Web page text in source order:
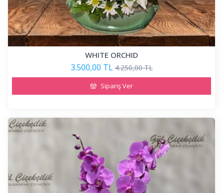
WHITE ORCHID
3.500,00 TL 4.250,00 TL
Sipariş Ver